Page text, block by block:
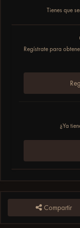
Tienes que
Regístrate para
¿Ya
Compartir